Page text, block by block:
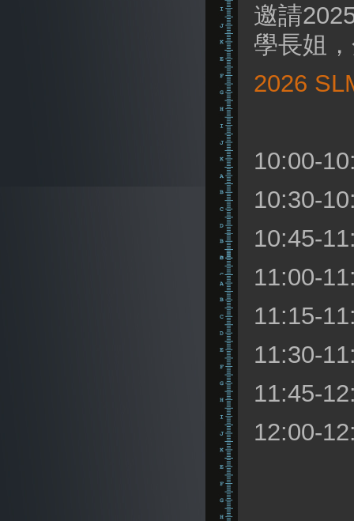
邀請
學長姐
2026
10:00-
10:30-
10:45-
11:00-
11:15-
11:30-
11:45-
12:00-